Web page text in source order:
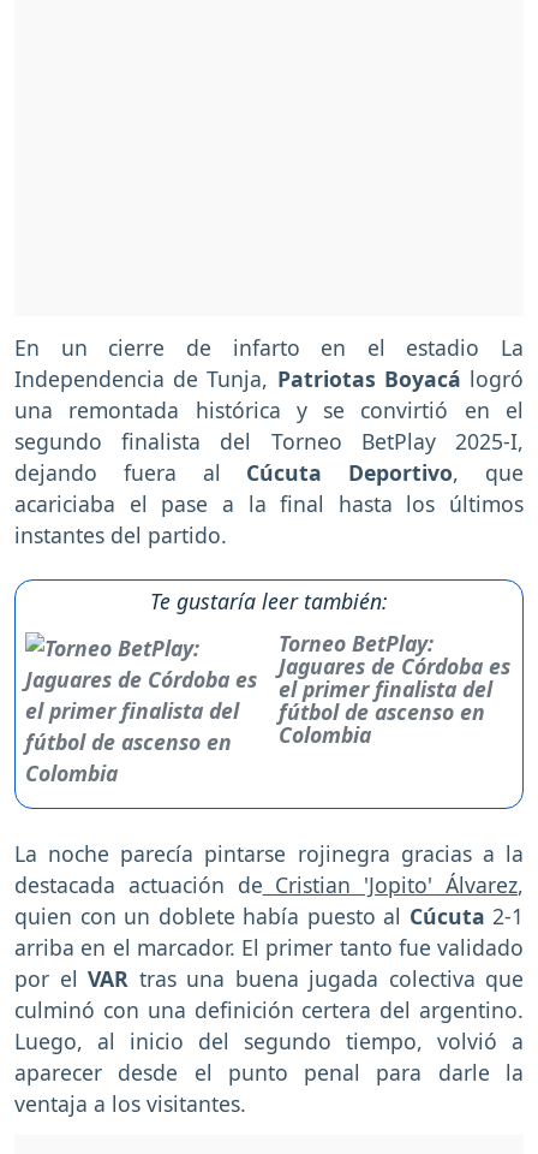
En un cierre de infarto en el estadio La
Independencia de Tunja, Patriotas Boyacá logró
una remontada histórica y se convirtió en el
segundo finalista del Torneo BetPlay 2025-I,
dejando fuera al Cúcuta Deportivo, que
acariciaba el pase a la final hasta los últimos
instantes del partido.
Te gustaría leer también:
Torneo BetPlay:
Jaguares de Córdoba es
el primer finalista del
fútbol de ascenso en
Colombia
La noche parecía pintarse rojinegra gracias a la
destacada actuación de Cristian 'Jopito' Álvarez,
quien con un doblete había puesto al Cúcuta 2-1
arriba en el marcador. El primer tanto fue validado
por el VAR tras una buena jugada colectiva que
culminó con una definición certera del argentino.
Luego, al inicio del segundo tiempo, volvió a
aparecer desde el punto penal para darle la
ventaja a los visitantes.